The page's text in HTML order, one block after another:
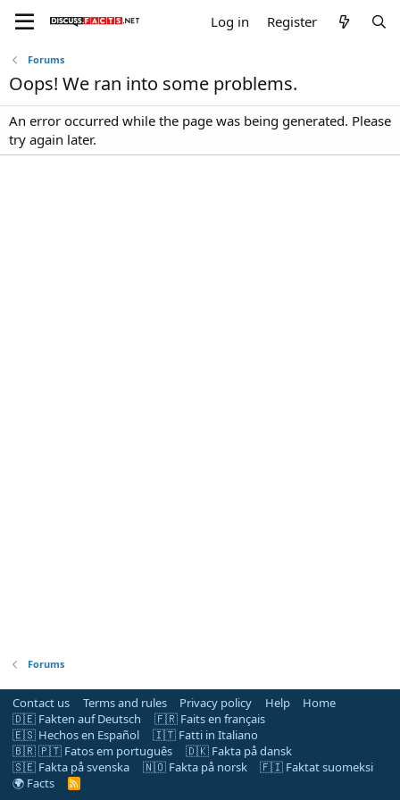
Log in Register
Forums
Oops! We ran into some problems.
An error occurred while the page was being generated. Please
try again later.
Forums
Contact us Terms and rules Privacy policy Help
Home
🇩🇪 Fakten auf Deutsch
🇫🇷 Faits en français
🇪🇸 Hechos en Español
🇮🇹 Fatti in Italiano
🇧🇷 🇵🇹 Fatos em português
🇩🇰 Fakta på dansk
🇸🇪 Fakta på svenska
🇳🇴 Fakta på norsk
🇫🇮 Faktat suomeksi
🌍 Facts
R